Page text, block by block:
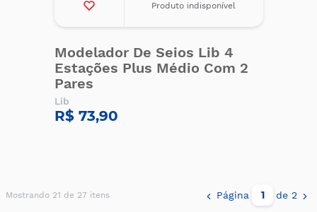
Produto indisponível
Modelador De Seios Lib 4
Estações Plus Médio Com 2
Pares
Lib
R$ 73,90
Mostrando 21 de 27 itens Página de 2